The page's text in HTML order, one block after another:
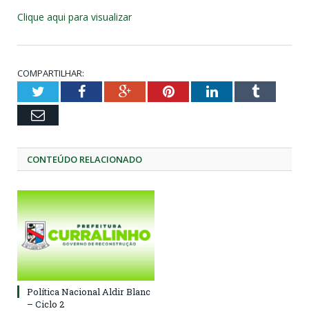
Clique aqui para visualizar
COMPARTILHAR:
TwitterFacebookGoogle+PinterestLinkedInTumblr
Email
CONTEÚDO RELACIONADO
Política Nacional Aldir Blanc
– Ciclo 2